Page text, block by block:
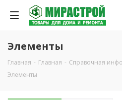
Элементы
Главная - Главная - Справочная
Элементы